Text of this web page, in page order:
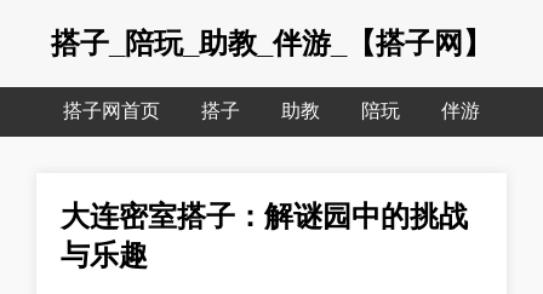
搭子_陪玩_助教_伴游_【搭子网】
搭子网首页 搭子 助教 陪玩 伴游
大连密室搭子：解谜园中的挑战
与乐趣